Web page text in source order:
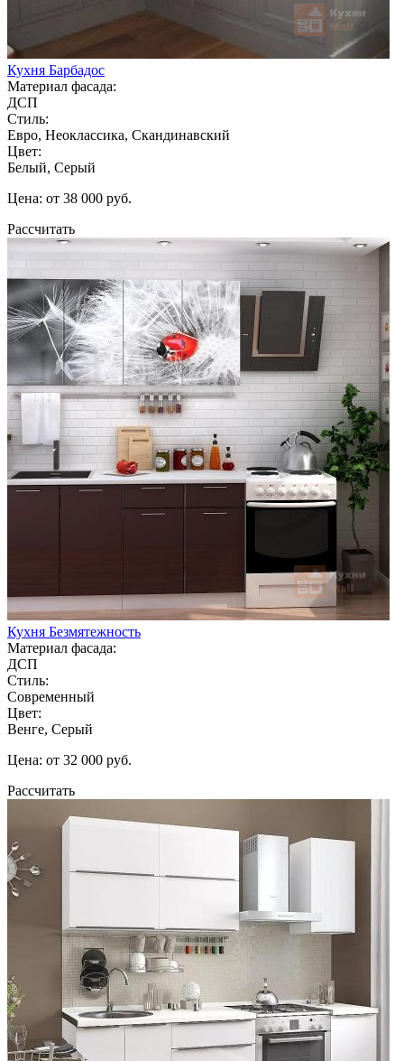
Кухня Барбадос
Материал фасада:
ДСП
Стиль:
Евро, Неоклассика, Скандинавский
Цвет:
Белый, Серый
Цена: от 38 000 руб.
Рассчитать
Кухня Безмятежность
Материал фасада:
ДСП
Стиль:
Современный
Цвет:
Венге, Серый
Цена: от 32 000 руб.
Рассчитать